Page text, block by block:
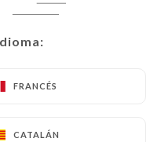
FRANCÉS
CATALÁN
FRANCÉS
CATALÁN